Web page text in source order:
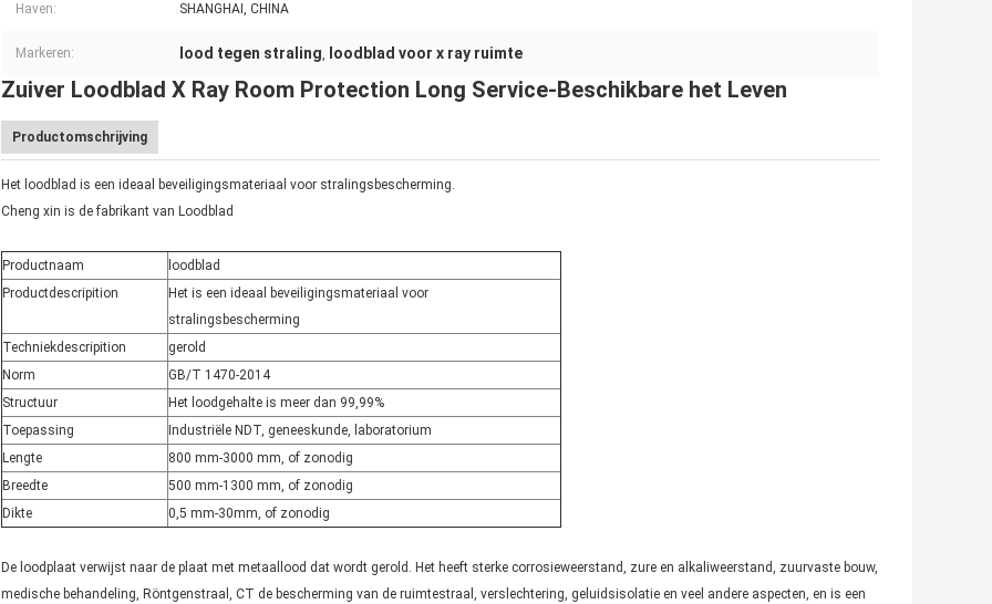
Haven: SHANGHAI, CHINA
Markeren: lood tegen straling, loodblad voor x ray ruimte
Zuiver Loodblad X Ray Room Protection Long Service-Beschikbare het Leven
Productomschrijving
Het loodblad is een ideaal beveiligingsmateriaal voor stralingsbescherming.
Cheng xin is de fabrikant van Loodblad
Productnaam
loodblad
Productdescripition
Het is een ideaal beveiligingsmateriaal voor
stralingsbescherming
Techniekdescripition
gerold
Norm
GB/T 1470-2014
Structuur
Het loodgehalte is meer dan 99,99%
Toepassing
Industriële NDT, geneeskunde, laboratorium
Lengte
800 mm-3000 mm, of zonodig
Breedte
500 mm-1300 mm, of zonodig
Dikte
0,5 mm-30mm, of zonodig
De loodplaat verwijst naar de plaat met metaallood dat wordt gerold. Het heeft sterke corrosieweerstand, zure en alkaliweerstand, zuurvaste bouw,
medische behandeling, Röntgenstraal, CT de bescherming van de ruimtestraal, verslechtering, geluidsisolatie en veel andere aspecten, en is een